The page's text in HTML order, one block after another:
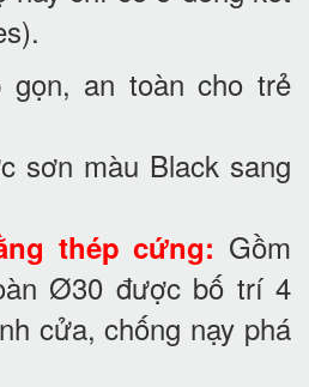
gọn, an toàn cho trẻ
sơn màu Black sang
thép cứng: Gồm
Ø30 được bố trí 4
cửa, chống nạy phá